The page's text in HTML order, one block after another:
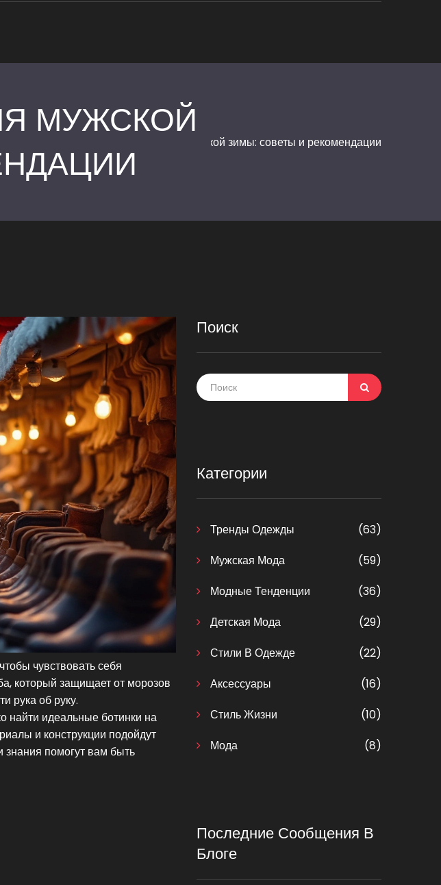
МУЖСКОЙ
Как выбрать ботинки для мужской зимы: советы и рекомендации
чувствовать себя
который защищает от морозов
рука об руку.
найти идеальные ботинки на
и конструкции подойдут
знания помогут вам быть
Поиск
Категории
Тренды Одежды
(63)
Мужская Мода
(59)
Модные Тенденции
(36)
Детская Мода
(29)
Стили В Одежде
(22)
Аксессуары
(16)
Стиль Жизни
(10)
Мода
(8)
Последние Сообщения В
Блоге